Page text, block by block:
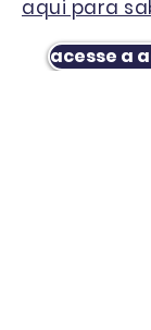
aqui para
acesse a